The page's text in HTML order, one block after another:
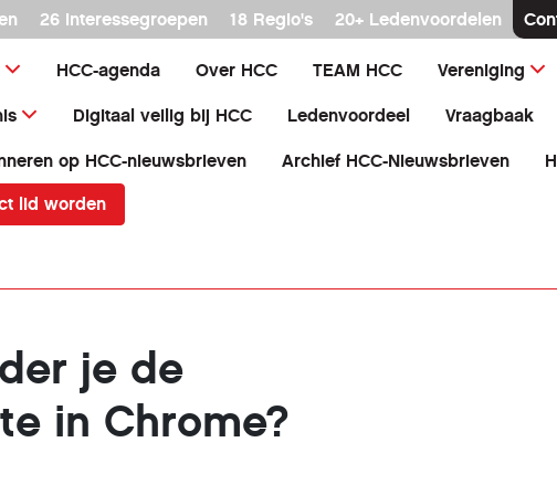
26 interessegroepen 18 Regio's 20+ Ledenvoordelen
HCC-agenda Over HCC TEAM HCC Vereniging
Digitaal veilig bij HCC Ledenvoordeel Vraagbaak
op HCC-nieuwsbrieven Archief HCC-Nieuwsbrieven
lid worden
je de
in Chrome?